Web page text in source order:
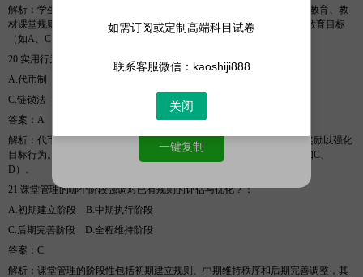
解析 ：学生参与规则制定能提升其责任感和内在遵守动机（来源：中公教育、教
材课堂规则建立原则）。选项B准确概括了这一目的，其他选项或偏离教育目标
（如A、C、D）。
20.实用行为分析程序中，学生用贴纸兑换奖励，这属于
A.代币制
C.链锁法
答案 ： A
解析 ：代币制（
Token Economy）通过象征性奖励（如贴纸）兑换实际奖励以强化
目标行为。选项A正确，其他选项依赖自主监控（如B）或行为分解（如C、
D）。
21.课堂管理的哪个阶段强调对已有规则的评估与优化？：
A.初期建立阶段
B.中期执行阶段
C.后期完善阶段
D.全程维持阶段
答案 ： C
解析 ：课堂管理的阶段性包括初期建立规则、中期维持秩序和后期完善调整，其
如需订阅或定制高端科目试卷
联系客服微信：kaoshiji888
关闭
一键复制